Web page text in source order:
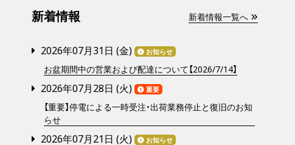
新着情報 新着情報一覧へ
2026年07月31日 (金) お知らせ
お盆期間中の営業および配達について【2026/7/14】
2026年07月28日 (火) 重要
【重要】停電による一時受注・出荷業務停止と復旧のお知
らせ
2026年07月21日 (火) お知らせ